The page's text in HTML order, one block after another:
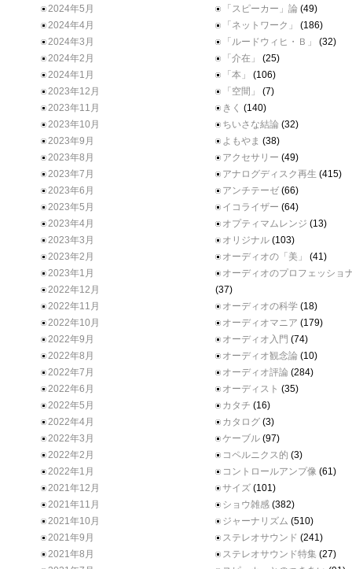
2024年5月
2024年4月
2024年3月
2024年2月
2024年1月
2023年12月
2023年11月
2023年10月
2023年9月
2023年8月
2023年7月
2023年6月
2023年5月
2023年4月
2023年3月
2023年2月
2023年1月
2022年12月
2022年11月
2022年10月
2022年9月
2022年8月
2022年7月
2022年6月
2022年5月
2022年4月
2022年3月
2022年2月
2022年1月
2021年12月
2021年11月
2021年10月
2021年9月
2021年8月
「スピーカー」論 (49)
「ネットワーク」
(186)
「ルードウィヒ・Ｂ」
(32)
「介在」
(25)
「本」
(106)
「空間」
(7)
きく (140)
ちいさな結論 (32)
よもやま (38)
アクセサリー (49)
アナログディスク再生 (415)
アンチテーゼ (66)
イコライザー (64)
オプティマムレンジ (13)
オリジナル (103)
オーディオの「美」
(41)
オーディオのプロフェッショ
(37)
オーディオの科学 (18)
オーディオマニア (179)
オーディオ入門 (74)
オーディオ観念論 (10)
オーディオ評論 (284)
オーディスト (35)
カタチ (16)
カタログ (3)
ケーブル (97)
コペルニクス的 (3)
コントロールアンプ像 (61)
サイズ (101)
ショウ雑感 (382)
ジャーナリズム (510)
ステレオサウンド (241)
ステレオサウンド特集 (27)